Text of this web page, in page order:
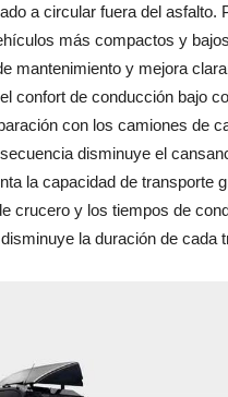
a circular fuera del asfalto.
más compactos y
mantenimiento y mejora
confort de conducción bajo
con los camiones de
disminuye el
la capacidad de transporte
crucero y los tiempos de
la duración de cada